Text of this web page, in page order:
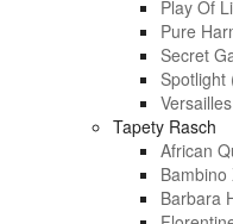
Play Of
Pure
Secret
Spotlight
Tapety Rasch
African
Barbara